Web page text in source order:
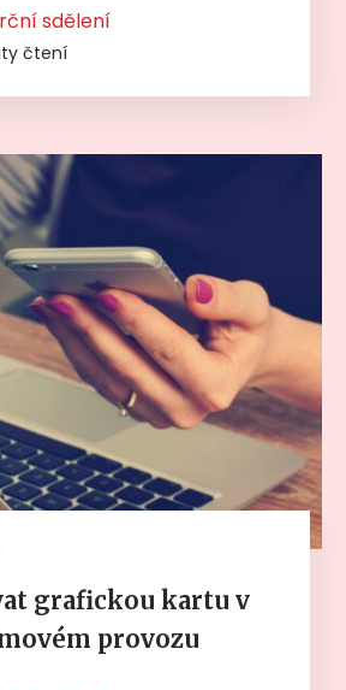
sdělení
čtení
grafickou kartu v
provozu